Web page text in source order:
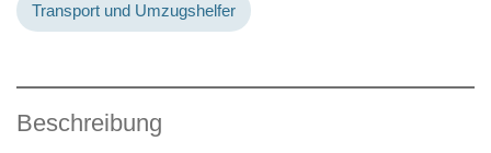
Transport und Umzugshelfer
Beschreibung